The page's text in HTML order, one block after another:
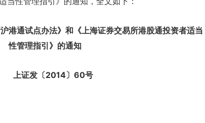
港通试点办法》和《上海证券交易所港股通投资者适当
性管理指引》的通知
上证发〔2014〕60号